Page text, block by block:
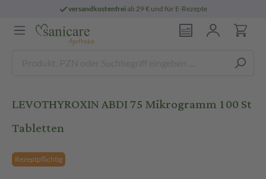
versandkostenfreiab 29 € und für E-Rezepte
LEVOTHYROXIN ABDI 75 Mikrogramm 100 St
Tabletten
Rezeptpflichtig